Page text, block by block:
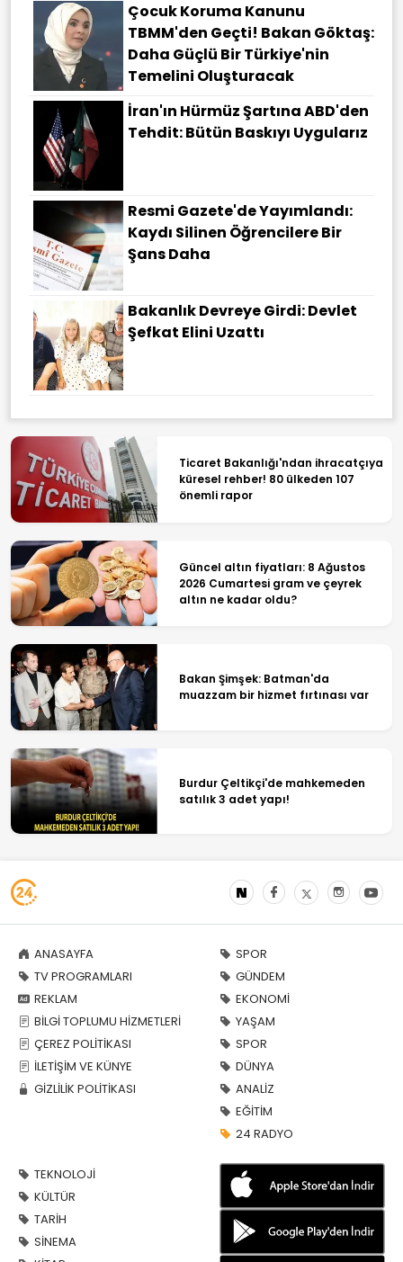
Çocuk Koruma Kanunu
TBMM'den Geçti! Bakan Göktaş:
Daha Güçlü Bir Türkiye'nin
Temelini Oluşturacak
İran'ın Hürmüz Şartına ABD'den
Tehdit: Bütün Baskıyı Uygularız
Resmi Gazete'de Yayımlandı:
Kaydı Silinen Öğrencilere Bir
Şans Daha
Bakanlık Devreye Girdi: Devlet
Şefkat Elini Uzattı
Ticaret Bakanlığı'ndan ihracatçıya
küresel rehber! 80 ülkeden 107
önemli rapor
Güncel altın fiyatları: 8 Ağustos
2026 Cumartesi gram ve çeyrek
altın ne kadar oldu?
Bakan Şimşek: Batman'da
muazzam bir hizmet fırtınası var
Burdur Çeltikçi'de mahkemeden
satılık 3 adet yapı!
ANASAYFA
TV PROGRAMLARI
REKLAM
BİLGİ TOPLUMU HİZMETLERİ
ÇEREZ POLİTİKASI
İLETİŞİM VE KÜNYE
GİZLİLİK POLİTİKASI
SPOR
GÜNDEM
EKONOMİ
YAŞAM
SPOR
DÜNYA
ANALİZ
EĞİTİM
24 RADYO
TEKNOLOJİ
KÜLTÜR
TARİH
SİNEMA